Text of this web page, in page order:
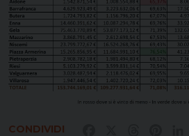
CONDIVIDI